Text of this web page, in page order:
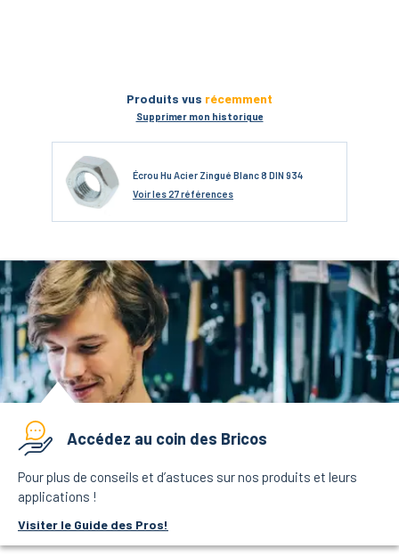
Produits vus récemment
Supprimer mon historique
Écrou Hu Acier Zingué Blanc 8 DIN 934
Voirles 27 références
Accédez au coin des Bricos
Pour plus de conseils et d’astuces sur nos produits et leurs
applications !
Visiter le Guide des Pros!